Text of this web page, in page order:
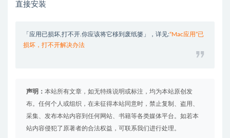
直接安装
「应用已损坏,打不开.你应该将它移到废纸篓」，详见:“Mac应用”已
损坏，打不开解决办法
声明： 本站所有文章，如无特殊说明或标注，均为本站原创发
布。任何个人或组织，在未征得本站同意时，禁止复制、盗用、
采集、发布本站内容到任何网站、书籍等各类媒体平台。如若本
站内容侵犯了原著者的合法权益，可联系我们进行处理。